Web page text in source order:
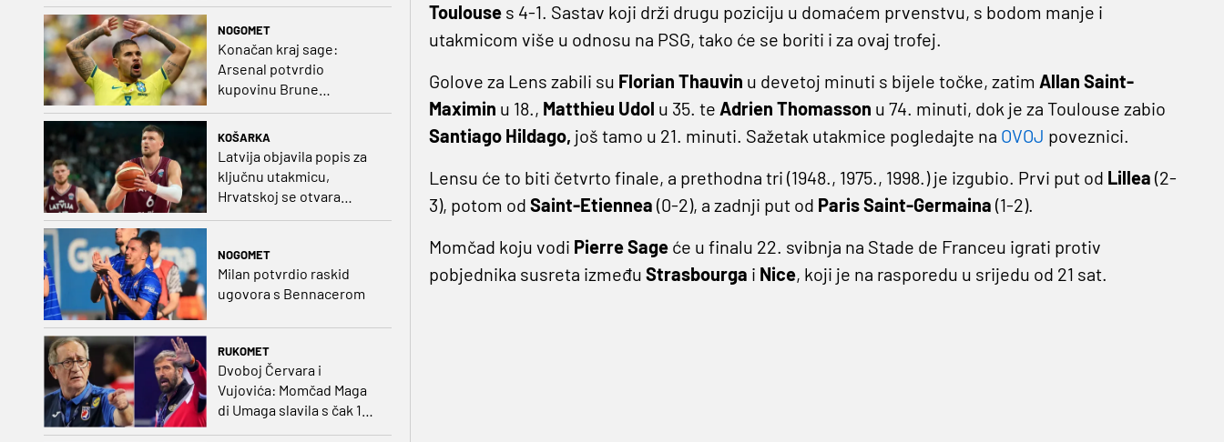
NOGOMET
Konačan kraj sage:
Arsenal potvrdio
kupovinu Brune
Guimaraesa
KOŠARKA
Latvija objavila popis za
ključnu utakmicu,
Hrvatskoj se otvara
velika prilika
NOGOMET
Milan potvrdio raskid
ugovora s Bennacerom
RUKOMET
Dvoboj Červara i
Vujovića: Momčad Maga
di Umaga slavila s čak 12
Toulouse s 4-1. Sastav koji drži drugu poziciju u domaćem prvenstvu, s bodom manje i
utakmicom više u odnosu na PSG, tako će se boriti i za ovaj trofej.
Golove za Lens zabili su Florian Thauvin u devetoj minuti s bijele točke, zatim Allan Saint-
Maximin u 18., Matthieu Udol u 35. te Adrien Thomasson u 74. minuti, dok je za Toulouse zabio
Santiago Hildago, još tamo u 21. minuti. Sažetak utakmice pogledajte na OVOJ poveznici.
Lensu će to biti četvrto finale, a prethodna tri (1948., 1975., 1998.) je izgubio. Prvi put od Lillea (2-
3), potom od Saint-Etiennea (0-2), a zadnji put od Paris Saint-Germaina (1-2).
Momčad koju vodi Pierre Sage će u finalu 22. svibnja na Stade de Franceu igrati protiv
pobjednika susreta između Strasbourga i Nice, koji je na rasporedu u srijedu od 21 sat.